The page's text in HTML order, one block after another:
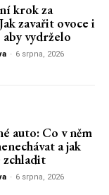
krok za
zavařit ovoce i
vydrželo
- 6 srpna, 2026
auto: Co v něm
a jak
zchladit
- 6 srpna, 2026